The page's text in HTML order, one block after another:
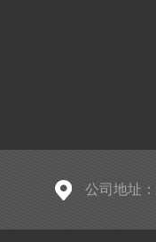
公司地址